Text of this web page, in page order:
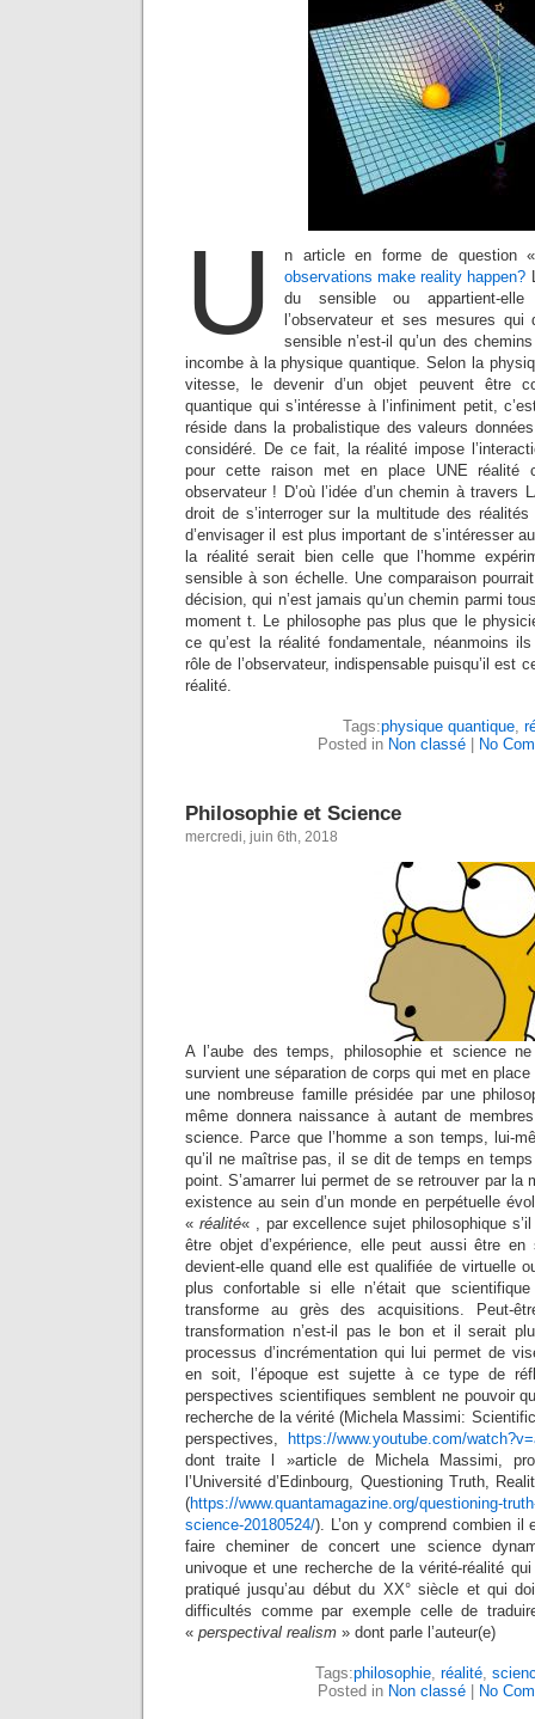
U
n article en forme de question
observations make reality happen?
du sensible ou appartient-
l’observateur et ses mesures
sensible n’est-il qu’un des
incombe à la physique quantique. Selon la
vitesse, le devenir d’un objet peuvent être
quantique qui s’intéresse à l’infiniment petit,
réside dans la probalistique des valeurs
considéré. De ce fait, la réalité impose
pour cette raison met en place UNE réalité
observateur ! D’où l’idée d’un chemin à travers
droit de s’interroger sur la multitude des
d’envisager il est plus important de s’intéresser
la réalité serait bien celle que l’homme
sensible à son échelle. Une comparaison
décision, qui n’est jamais qu’un chemin parmi
moment t. Le philosophe pas plus que le
ce qu’est la réalité fondamentale, néanmoins
rôle de l’observateur, indispensable puisqu’il est
réalité.
Tags:physique quantique,
Posted in Non classé| No
Philosophie et Science
mercredi, juin 6th, 2018
A l’aube des temps, philosophie et science
survient une séparation de corps qui met en
une nombreuse famille présidée par une
même donnera naissance à autant de
science. Parce que l’homme a son temps, lui-
qu’il ne maîtrise pas, il se dit de temps en
point. S’amarrer lui permet de se retrouver par la
existence au sein d’un monde en perpétuelle
« réalité« , par excellence sujet philosophique
être objet d’expérience, elle peut aussi être
devient-elle quand elle est qualifiée de virtuelle
plus confortable si elle n’était que
transforme au grès des acquisitions. Peut-
transformation n’est-il pas le bon et il serait
processus d’incrémentation qui lui permet de
en soit, l’époque est sujette à ce type de
perspectives scientifiques semblent ne pouvoir
recherche de la vérité (Michela Massimi:
perspectives, https://www.youtube.com/
dont traite l »article de Michela Massimi,
l’Université d’Edinbourg, Questioning Truth,
(https://www.quantamagazine.org/questioning-
science-20180524/). L’on y comprend combien il
faire cheminer de concert une science
univoque et une recherche de la vérité-réalité
pratiqué jusqu’au début du XX° siècle et qui
difficultés comme par exemple celle de
« perspectival realism » dont parle l’auteur(e)
Tags:philosophie, réalité,
Posted in Non classé| No